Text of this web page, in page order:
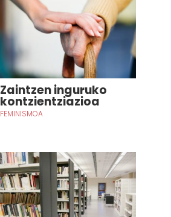
Zaintzen inguruko
kontzientziazioa
FEMINISMOA